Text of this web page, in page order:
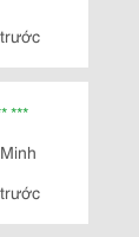
***